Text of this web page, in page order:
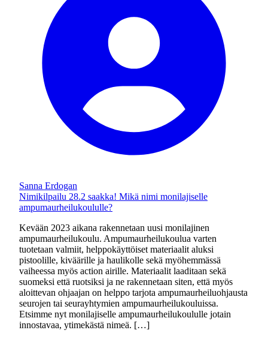
Sanna Erdogan
Nimikilpailu 28.2 saakka! Mikä nimi monilajiselle
ampumaurheilukoululle?
Kevään 2023 aikana rakennetaan uusi monilajinen
ampumaurheilukoulu. Ampumaurheilukoulua varten
tuotetaan valmiit, helppokäyttöiset materiaalit aluksi
pistoolille, kiväärille ja haulikolle sekä myöhemmässä
vaiheessa myös action airille. Materiaalit laaditaan sekä
suomeksi että ruotsiksi ja ne rakennetaan siten, että myös
aloittevan ohjaajan on helppo tarjota ampumaurheiluohjausta
seurojen tai seurayhtymien ampumaurheilukouluissa.
Etsimme nyt monilajiselle ampumaurheilukoululle jotain
innostavaa, ytimekästä nimeä. […]